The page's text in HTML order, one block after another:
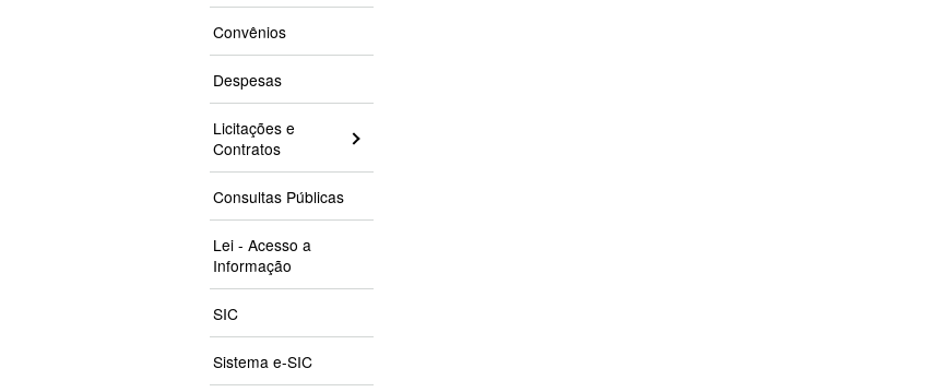
Convênios
Despesas
Licitações e
Contratos
Consultas Públicas
Lei - Acesso a
Informação
SIC
Sistema e-SIC